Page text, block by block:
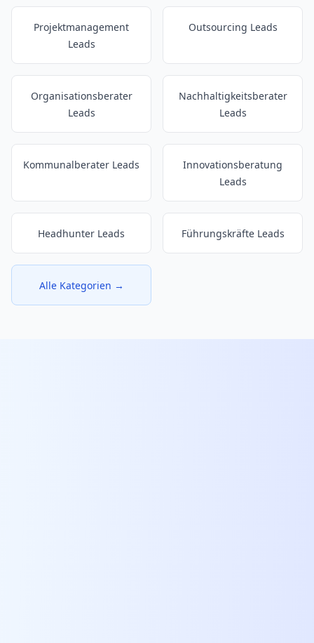
Projektmanagement
Leads
Outsourcing Leads
Organisationsberater
Leads
Nachhaltigkeitsberater
Leads
Kommunalberater Leads
Innovationsberatung
Leads
Headhunter Leads Führungskräfte Leads
Alle Kategorien →